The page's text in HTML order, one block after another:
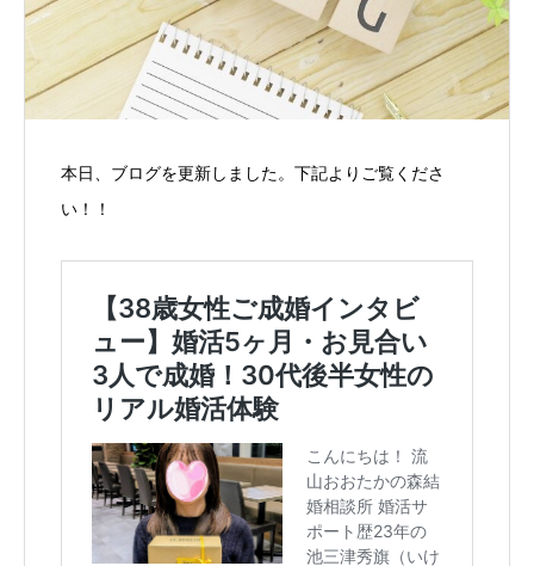
本日、ブログを更新しました。下記よりご覧くださ
い！！